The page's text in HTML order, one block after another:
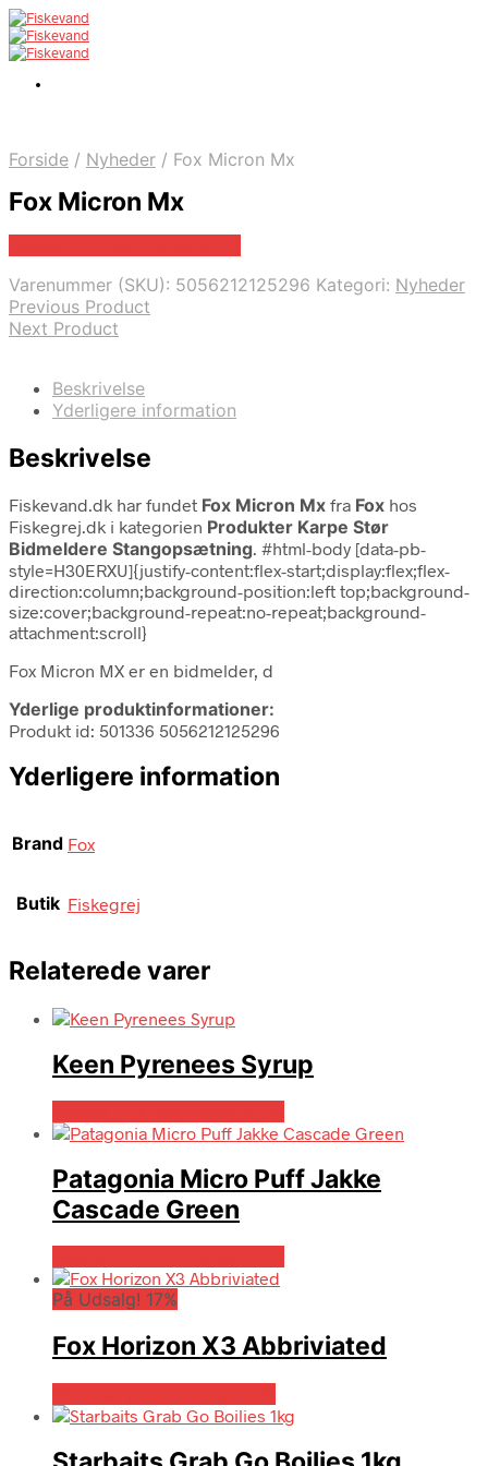
Forside / Nyheder / Fox Micron Mx
Fox Micron Mx
Varenummer (SKU): 5056212125296 Kategori: Nyheder
Previous Product
Next Product
Beskrivelse
Yderligere information
Beskrivelse
Fiskevand.dk har fundet Fox Micron Mx fra Fox hos
Fiskegrej.dk i kategorien Produkter Karpe Stør
Bidmeldere Stangopsætning. #html-body [data-pb-
style=H30ERXU]{justify-content:flex-start;display:flex;flex-
direction:column;background-position:left top;background-
size:cover;background-repeat:no-repeat;background-
attachment:scroll}
Fox Micron MX er en bidmelder, d
Yderlige produktinformationer:
Produkt id: 501336 5056212125296
Yderligere information
Brand Fox
Butik Fiskegrej
Relaterede varer
Keen Pyrenees Syrup
Patagonia Micro Puff Jakke
Cascade Green
På Udsalg! 17%
Fox Horizon X3 Abbriviated